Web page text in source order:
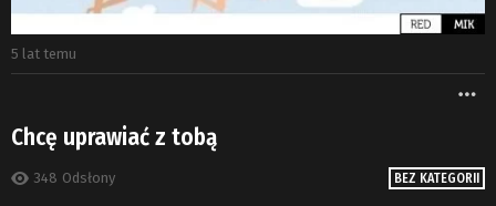
5 lat temu
BEZ KATEGORII
Chcę uprawiać z tobą
348 Odsłony